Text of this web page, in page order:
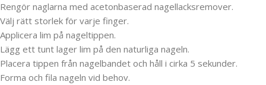
Rengör naglarna med acetonbaserad nagellacksremover.
Välj rätt storlek för varje finger.
Applicera lim på nageltippen.
Lägg ett tunt lager lim på den naturliga nageln.
Placera tippen från nagelbandet och håll i cirka 5 sekunder.
Forma och fila nageln vid behov.